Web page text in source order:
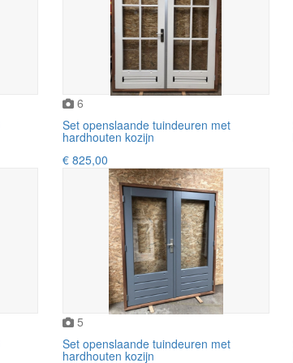
6
Set openslaande tuindeuren met
hardhouten kozijn
€ 825,00
5
Set openslaande tuindeuren met
hardhouten kozijn